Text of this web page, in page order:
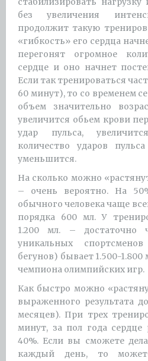
без увеличения
продолжит такую
«гибкость» его сердца
перегонят огромное
сердце и оно начнет
Если так тренироваться
60 минут), то со временем
объем значительно
увеличится обьем крови
удар пульса,
количество ударов
уменьшится.
На сколько можно
– очень вероятно. На
обычного человека чаще
порядка 600 мл. У
1.200 мл. – достаточно
уникальных
бегунов) бывает 1.500-1.800
чемпиона олимпийских игр.
Как быстро можно
выраженного результата
месяцев). При трех
минут, за пол года сердце
40%. Если вы сможете
каждый день, то